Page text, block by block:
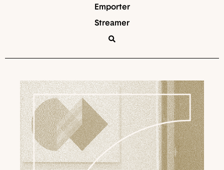
Emporter
Streamer